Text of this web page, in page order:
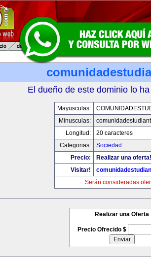
El dueño de este dominio lo
Mayusculas:
Minusculas:
Longitud:
20 caracteres
Categorias:
Sociedad
Precio:
Realizar una oferta!
Visitar!
Serán consideradas
Realizar una Oferta
Precio Ofrecido $